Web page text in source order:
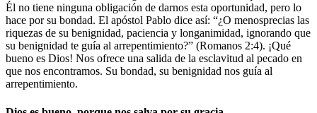
Él no tiene ninguna obligación de darnos esta oportunidad, pero lo
hace por su bondad. El apóstol Pablo dice así: “¿O menosprecias las
riquezas de su benignidad, paciencia y longanimidad, ignorando que
su benignidad te guía al arrepentimiento?” (Romanos 2:4). ¡Qué
bueno es Dios! Nos ofrece una salida de la esclavitud al pecado en
que nos encontramos. Su bondad, su benignidad nos guía al
arrepentimiento.